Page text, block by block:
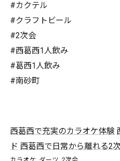
#カクテル
#クラフトビール
#2次会
#西葛西1人飲み
#葛西1人飲み
#南砂町
西葛西で充実のカラオケ体験
ド 西葛西で日常から離れる2